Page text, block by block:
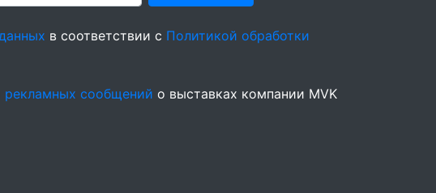
в соответствии с Политикой обработки
рекламных сообщений о выставках компании MVK